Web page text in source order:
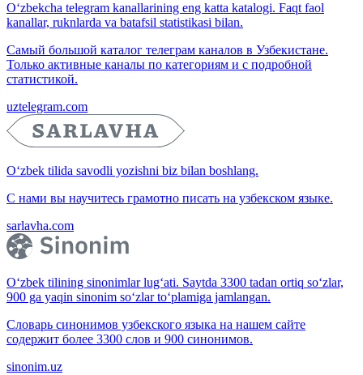
O‘zbekcha telegram kanallarining eng katta katalogi. Faqt faol
kanallar, ruknlarda va batafsil statistikasi bilan.
Самый большой каталог телеграм каналов в Узбекистане.
Только активные каналы по категориям и с подробной
статистикой.
uztelegram.com
O‘zbek tilida savodli yozishni biz bilan boshlang.
С нами вы научитесь грамотно писать на узбекском языке.
sarlavha.com
O‘zbek tilining sinonimlar lug‘ati. Saytda 3300 tadan ortiq so‘zlar,
900 ga yaqin sinonim so‘zlar to‘plamiga jamlangan.
Словарь синонимов узбекского языка на нашем сайте
содержит более 3300 слов и 900 синонимов.
sinonim.uz